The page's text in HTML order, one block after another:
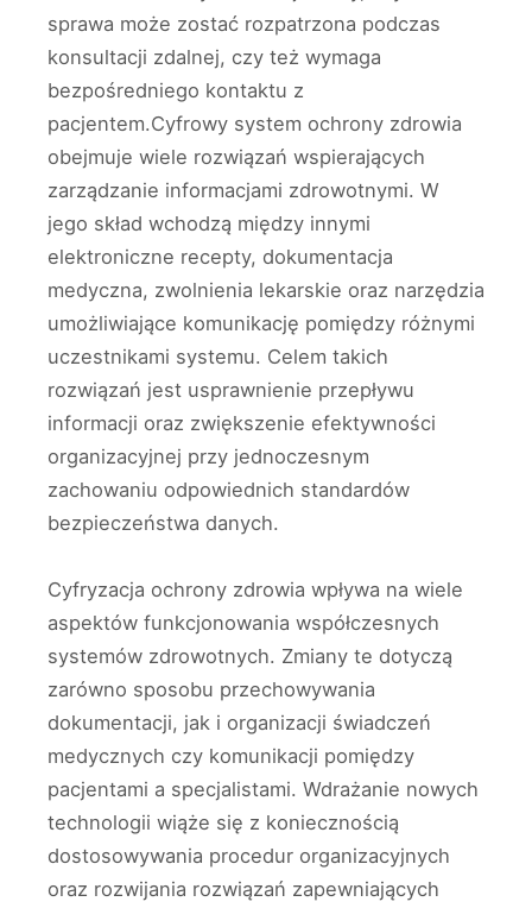
sprawa może zostać rozpatrzona podczas
konsultacji zdalnej, czy też wymaga
bezpośredniego kontaktu z
pacjentem.Cyfrowy system ochrony zdrowia
obejmuje wiele rozwiązań wspierających
zarządzanie informacjami zdrowotnymi. W
jego skład wchodzą między innymi
elektroniczne recepty, dokumentacja
medyczna, zwolnienia lekarskie oraz narzędzia
umożliwiające komunikację pomiędzy różnymi
uczestnikami systemu. Celem takich
rozwiązań jest usprawnienie przepływu
informacji oraz zwiększenie efektywności
organizacyjnej przy jednoczesnym
zachowaniu odpowiednich standardów
bezpieczeństwa danych.
Cyfryzacja ochrony zdrowia wpływa na wiele
aspektów funkcjonowania współczesnych
systemów zdrowotnych. Zmiany te dotyczą
zarówno sposobu przechowywania
dokumentacji, jak i organizacji świadczeń
medycznych czy komunikacji pomiędzy
pacjentami a specjalistami. Wdrażanie nowych
technologii wiąże się z koniecznością
dostosowywania procedur organizacyjnych
oraz rozwijania rozwiązań zapewniających